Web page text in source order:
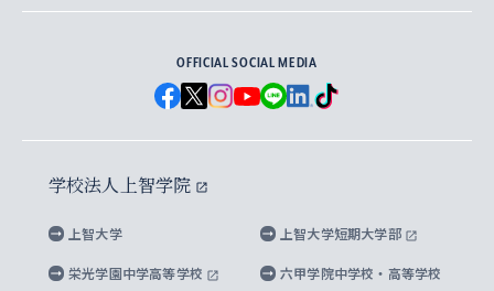
経済学研究科
グローバル・スタディーズ研究科
メディア・ジャーナリズム研究所
水稀少社会研究センター
先進機械・構造材料イノベーションセンター
学部入学前に出願する奨学金
国による高等教育の修学支援新制度
大学院生対象の奨学金
海外留学する際の費用と奨学金
父母・保証人とのネットワーク
学外とのネットワーク
上智大学大学案内・大学院案内
英文広報誌 SOPHIA magazine
上智大学のビジュアル・アイデンティティ
上智大学ビジュアル・アイデンティティ
上智大学校歌 ・上智大学学生歌
上智大学への取材・キャンパスでの撮影について
上智大学の公開情報
上智大学の教育研究活動等の情報公表
キャンパス案内
OFFICIAL SOCIAL MEDIA
学校法人上智学院
上智大学 上智大学短期大学部
栄光学園中学高等学校 六甲学院中学校・高等学校